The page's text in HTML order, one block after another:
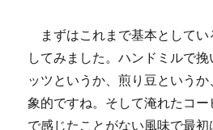
まずはこれまで基本として
してみました。ハンドミルで
ッツというか、煎り豆という
象的ですね。そして淹れたコー
で感じたことがない風味で最